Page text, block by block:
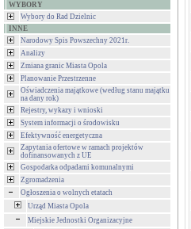
WYBORY
Wybory do Rad Dzielnic
INNE
Narodowy Spis Powszechny 2021r.
Analizy
Zmiana granic Miasta Opola
Planowanie Przestrzenne
Oświadczenia majątkowe (według stanu majątku
na dany rok)
Rejestry, wykazy i wnioski
System informacji o środowisku
Efektywność energetyczna
Zapytania ofertowe w ramach projektów
dofinansowanych z UE
Gospodarka odpadami komunalnymi
Zgromadzenia
Ogłoszenia o wolnych etatach
Urząd Miasta Opola
Miejskie Jednostki Organizacyjne